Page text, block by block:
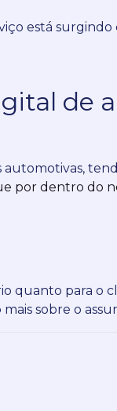
está
de
por dentro do
quanto para o
sobre o